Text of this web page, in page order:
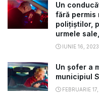
Un
fără permis
polițiștilor,
urmele
IUNIE 16, 2023
Un șofer a
municipiul
FEBRUARIE